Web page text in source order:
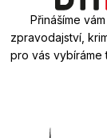
Přinášíme
zpravodajství,
pro vás vybíráme